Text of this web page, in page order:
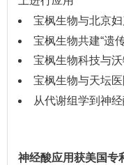
宝枫生物与北京
宝枫生物共建“遗
宝枫生物科技与
宝枫生物与天坛
从代谢组学到神
神经酸应用获美国